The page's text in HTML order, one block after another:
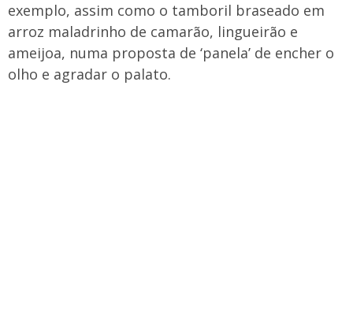
exemplo, assim como o tamboril braseado em
arroz maladrinho de camarão, lingueirão e
ameijoa, numa proposta de ‘panela’ de encher o
olho e agradar o palato.